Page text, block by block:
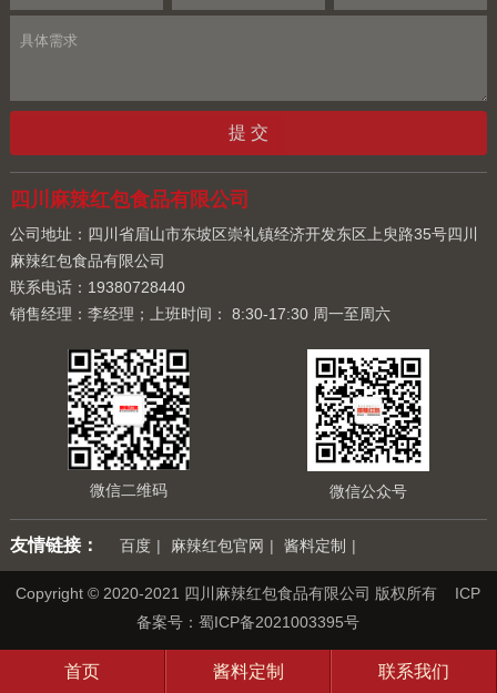
四川麻辣红包食品有限公司
公司地址：四川省眉山市东坡区崇礼镇经济开发东区上臾路35号四川
麻辣红包食品有限公司
联系电话：19380728440
销售经理：李经理；上班时间： 8:30-17:30 周一至周六
微信公众号
微信二维码
友情链接： 百度 | 麻辣红包官网 | 酱料定制 |
Copyright © 2020-2021 四川麻辣红包食品有限公司 版权所有 ICP
备案号：蜀ICP备2021003395号
首页 酱料定制 联系我们